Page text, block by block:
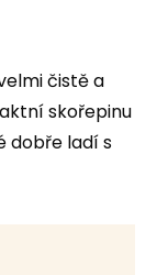
čistě a
skořepinu
dobře ladí s